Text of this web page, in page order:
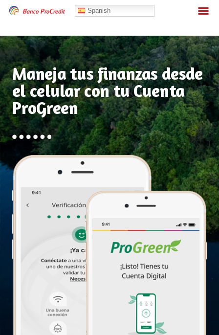
Spanish
Maneja tus finanzas desde
el celular con tu Cuenta
ProGreen